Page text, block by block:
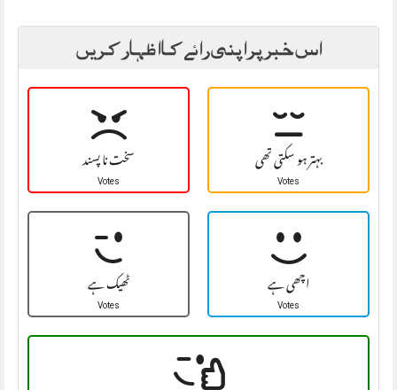
اس خبر پر اپنی رائے کا اظہار کریں
سخت نا پسند
Votes بہتر ہو سکتی تھی
Votes
ٹھیک ہے
Votes اچھی ہے
Votes